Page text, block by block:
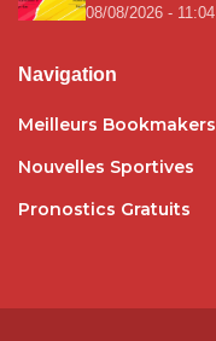
08/08/2026 - 11:04
Navigation
Meilleurs Bookmakers
Nouvelles Sportives
Pronostics Gratuits